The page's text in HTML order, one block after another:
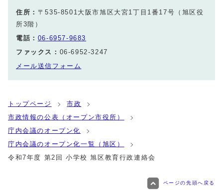
住所： 〒535-8501大阪市旭区大宮1丁目1番17号（旭区役
所3階）
電話： 06-6957-9683
ファックス： 06-6952-3247
メール送信フォーム
トップページ
市政
市政情報の公表（オープン市役所）
庁内会議のオープン化
庁内会議のオープン化一覧（旭区）
令和7年度 第2回 小学校 旭区教育行政連絡会
ページの先頭へ戻る